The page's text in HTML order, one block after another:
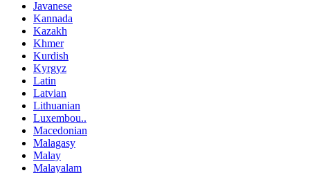
Javanese
Kannada
Kazakh
Khmer
Kurdish
Kyrgyz
Latin
Latvian
Lithuanian
Luxembou..
Macedonian
Malagasy
Malay
Malayalam